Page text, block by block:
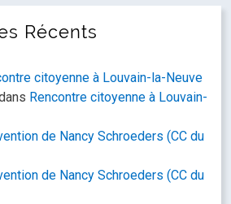
Récents
citoyenne à Louvain-la-Neuve
Rencontre citoyenne à Louvain-
de Nancy Schroeders (CC du
de Nancy Schroeders (CC du